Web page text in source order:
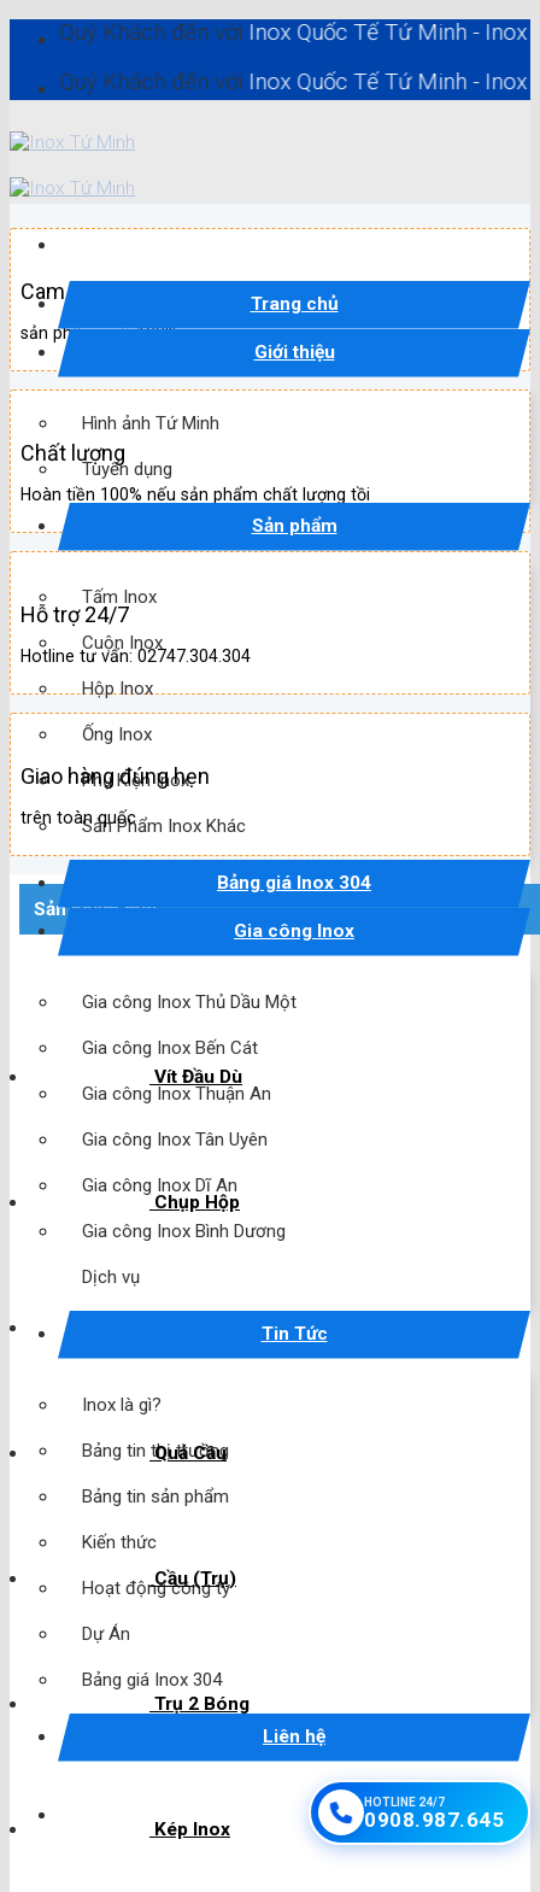
content
Khách đến với Inox Quốc Tế Tứ Minh - Inox Hồ Chí
Khách đến với Inox Quốc Tế Tứ Minh - Inox Hồ Chí
Trang chủ
Giới thiệu
Hình ảnh Tứ Minh
Tuyển dụng
Sản phẩm
Tấm Inox
Cuộn Inox
Hộp Inox
Ống Inox
Phụ Kiện Inox
Sản Phẩm Inox Khác
Bảng giá Inox 304
Gia công Inox
Gia công Inox Thủ Dầu Một
Gia công Inox Bến Cát
Gia công Inox Thuận An
Gia công Inox Tân Uyên
Gia công Inox Dĩ An
Gia công Inox Bình Dương
Dịch vụ
Tin Tức
Inox là gì?
Bảng tin thị trường
Bảng tin sản phẩm
Kiến thức
Hoạt động công ty
Dự Án
Bảng giá Inox 304
Liên hệ
HOTLINE 24/7
0908.987.645
Cam kết
sản phẩm mới 100%
Chất lượng
Hoàn tiền 100% nếu sản phẩm chất lượng tồi
Hỗ trợ 24/7
Hotline tư vấn: 02747.304.304
Giao hàng đúng hẹn
trên toàn quốc
Sản phẩm mới
Vít Đầu Dù
Chụp Hộp
Quả Cầu
Cầu (Trụ)
Trụ 2 Bóng
Kép Inox